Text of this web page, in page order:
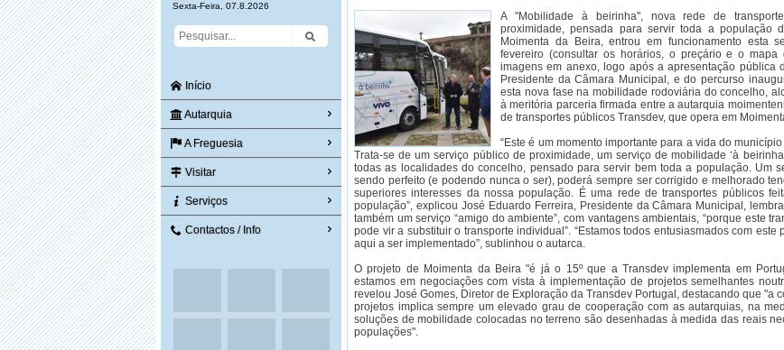
Sexta-Feira, 07.8.2026
Início
Autarquia
A Freguesia
Visitar
Serviços
Contactos / Info
A "Mobilidade à beirinha", nova rede de
proximidade, pensada para servir toda a população
Moimenta da Beira, entrou em funcionamento esta
fevereiro (consultar os horários, o preçário e o mapa
imagens em anexo, logo após a apresentação pública
Presidente da Câmara Municipal, e do percurso
esta nova fase na mobilidade rodoviária do concelho,
à meritória parceria firmada entre a autarquia
de transportes públicos Transdev, que opera em
“Este é um momento importante para a vida do
Trata-se de um serviço público de proximidade, um serviço de mobilidade ‘à
todas as localidades do concelho, pensado para servir bem toda a população. Um
sendo perfeito (e podendo nunca o ser), poderá sempre ser corrigido e melhorado
superiores interesses da nossa população. É uma rede de transportes públicos
população”, explicou José Eduardo Ferreira, Presidente da Câmara Municipal,
também um serviço “amigo do ambiente”, com vantagens ambientais, “porque este
pode vir a substituir o transporte individual”. “Estamos todos entusiasmados com este
aqui a ser implementado”, sublinhou o autarca.
O projeto de Moimenta da Beira "é já o 15º que a Transdev implementa em
estamos em negociações com vista à implementação de projetos semelhantes
revelou José Gomes, Diretor de Exploração da Transdev Portugal, destacando que "a
projetos implica sempre um elevado grau de cooperação com as autarquias, na
soluções de mobilidade colocadas no terreno são desenhadas à medida das reais
populações".